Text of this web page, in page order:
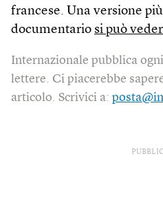
francese. Una versione
documentario si può
Internazionale pubblica
lettere. Ci piacerebbe
articolo. Scrivici a: